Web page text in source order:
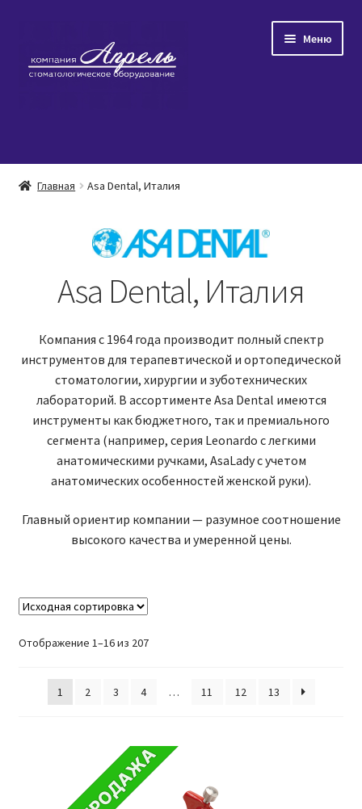
навигации
содержимому
Меню
Главная
Распродажа
О нас/Контакты
Главная Asa Dental, Италия
Asa Dental, Италия
Компания с 1964 года производит полный спектр
инструментов для терапевтической и ортопедической
стоматологии, хирургии и зуботехнических
лабораторий. В ассортименте Asa Dental имеются
инструменты как бюджетного, так и премиального
сегмента (например, серия Leonardo с легкими
анатомическими ручками, AsaLady с учетом
анатомических особенностей женской руки).
Главный ориентир компании — разумное соотношение
высокого качества и умеренной цены.
Отображение 1–16 из 207
1 2 3 4 … 11 12 13